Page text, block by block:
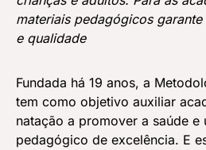
materiais pedagógicos
e qualidade
Fundada há 19 anos, a
tem como objetivo auxiliar
natação a promover a saúde e
pedagógico de excelência. E